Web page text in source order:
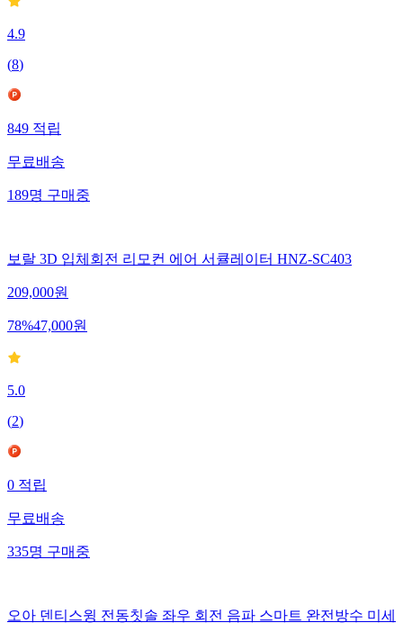
4.9
(8)
849적립
무료배송
189명구매중
보랄 3D 입체회전 리모컨 에어 서큘레이터 HNZ-SC403
209,000원
78%47,000원
5.0
(2)
0적립
무료배송
335명구매중